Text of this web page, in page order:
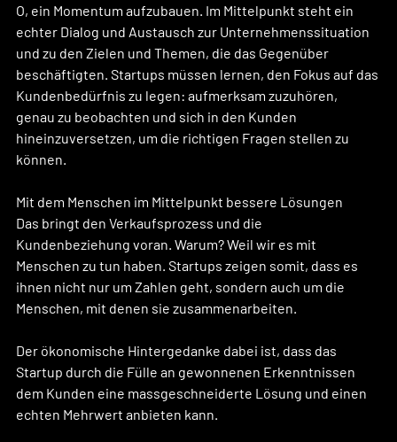
O, ein Momentum aufzubauen. Im Mittelpunkt steht ein
echter Dialog und Austausch zur Unternehmenssituation
und zu den Zielen und Themen, die das Gegenüber
beschäftigten. Startups müssen lernen, den Fokus auf das
Kundenbedürfnis zu legen: aufmerksam zuzuhören,
genau zu beobachten und sich in den Kunden
hineinzuversetzen, um die richtigen Fragen stellen zu
können.
Mit dem Menschen im Mittelpunkt bessere Lösungen
Das bringt den Verkaufsprozess und die
Kundenbeziehung voran. Warum? Weil wir es mit
Menschen zu tun haben. Startups zeigen somit, dass es
ihnen nicht nur um Zahlen geht, sondern auch um die
Menschen, mit denen sie zusammenarbeiten.
Der ökonomische Hintergedanke dabei ist, dass das
Startup durch die Fülle an gewonnenen Erkenntnissen
dem Kunden eine massgeschneiderte Lösung und einen
echten Mehrwert anbieten kann.